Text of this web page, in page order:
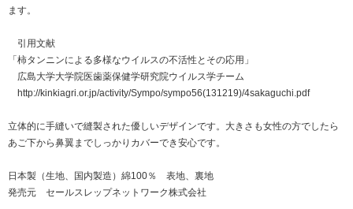
ます。
引用文献
「柿タンニンによる多様なウイルスの不活性とその応用」
広島大学大学院医歯薬保健学研究院ウイルス学チーム
http://kinkiagri.or.jp/activity/Sympo/sympo56(131219)/4sakaguchi.pdf
立体的に手縫いで縫製された優しいデザインです。大きさも女性の方でしたら
あご下から鼻翼までしっかりカバーでき安心です。
日本製（生地、国内製造）綿100％ 表地、裏地
発売元 セールスレップネットワーク株式会社